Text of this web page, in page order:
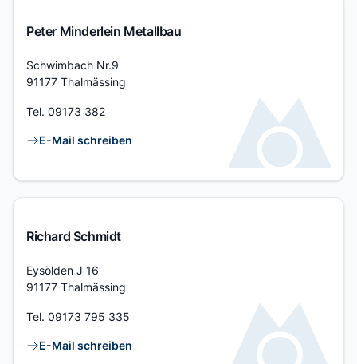
Peter Minderlein Metallbau
Adresse
Schwimbach Nr.9
91177 Thalmässing
Tel. 09173 382
Kontaktlinks
E-Mail schreiben
Richard Schmidt
Adresse
Eysölden J 16
91177 Thalmässing
Tel. 09173 795 335
Kontaktlinks
E-Mail schreiben